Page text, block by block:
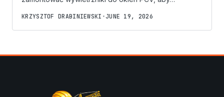
KRZYSZTOF DRABINIEWSKI • JUNE 19, 2026